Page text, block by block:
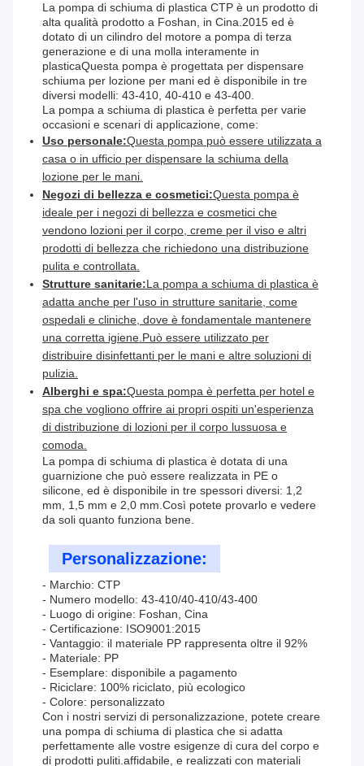
La pompa di schiuma di plastica CTP è un prodotto di
alta qualità prodotto a Foshan, in Cina.2015 ed è
dotato di un cilindro del motore a pompa di terza
generazione e di una molla interamente in
plasticaQuesta pompa è progettata per dispensare
schiuma per lozione per mani ed è disponibile in tre
diversi modelli: 43-410, 40-410 e 43-400.
La pompa a schiuma di plastica è perfetta per varie
occasioni e scenari di applicazione, come:
Uso personale:Questa pompa può essere utilizzata a
casa o in ufficio per dispensare la schiuma della
lozione per le mani.
Negozi di bellezza e cosmetici:Questa pompa è
ideale per i negozi di bellezza e cosmetici che
vendono lozioni per il corpo, creme per il viso e altri
prodotti di bellezza che richiedono una distribuzione
pulita e controllata.
Strutture sanitarie:La pompa a schiuma di plastica è
adatta anche per l'uso in strutture sanitarie, come
ospedali e cliniche, dove è fondamentale mantenere
una corretta igiene.Può essere utilizzato per
distribuire disinfettanti per le mani e altre soluzioni di
pulizia.
Alberghi e spa:Questa pompa è perfetta per hotel e
spa che vogliono offrire ai propri ospiti un'esperienza
di distribuzione di lozioni per il corpo lussuosa e
comoda.
La pompa di schiuma di plastica è dotata di una
guarnizione che può essere realizzata in PE o
silicone, ed è disponibile in tre spessori diversi: 1,2
mm, 1,5 mm e 2,0 mm.Così potete provarlo e vedere
da soli quanto funziona bene.
Personalizzazione:
- Marchio: CTP
- Numero modello: 43-410/40-410/43-400
- Luogo di origine: Foshan, Cina
- Certificazione: ISO9001:2015
- Vantaggio: il materiale PP rappresenta oltre il 92%
- Materiale: PP
- Esemplare: disponibile a pagamento
- Riciclare: 100% riciclato, più ecologico
- Colore: personalizzato
Con i nostri servizi di personalizzazione, potete creare
una pompa di schiuma di plastica che si adatta
perfettamente alle vostre esigenze di cura del corpo e
di prodotti puliti.affidabile, e realizzati con materiali